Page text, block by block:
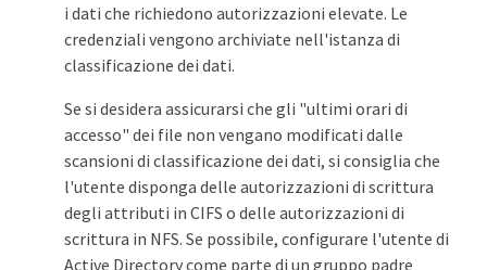
i dati che richiedono autorizzazioni elevate. Le
credenziali vengono archiviate nell'istanza di
classificazione dei dati.
Se si desidera assicurarsi che gli "ultimi orari di
accesso" dei file non vengano modificati dalle
scansioni di classificazione dei dati, si consiglia che
l'utente disponga delle autorizzazioni di scrittura
degli attributi in CIFS o delle autorizzazioni di
scrittura in NFS. Se possibile, configurare l'utente di
Active Directory come parte di un gruppo padre